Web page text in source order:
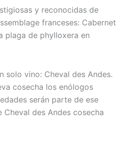
y reconocidas de
franceses: Cabernet
plaga de phylloxera en
solo vino: Cheval des Andes.
cosecha los enólogos
serán parte de ese
des Andes cosecha